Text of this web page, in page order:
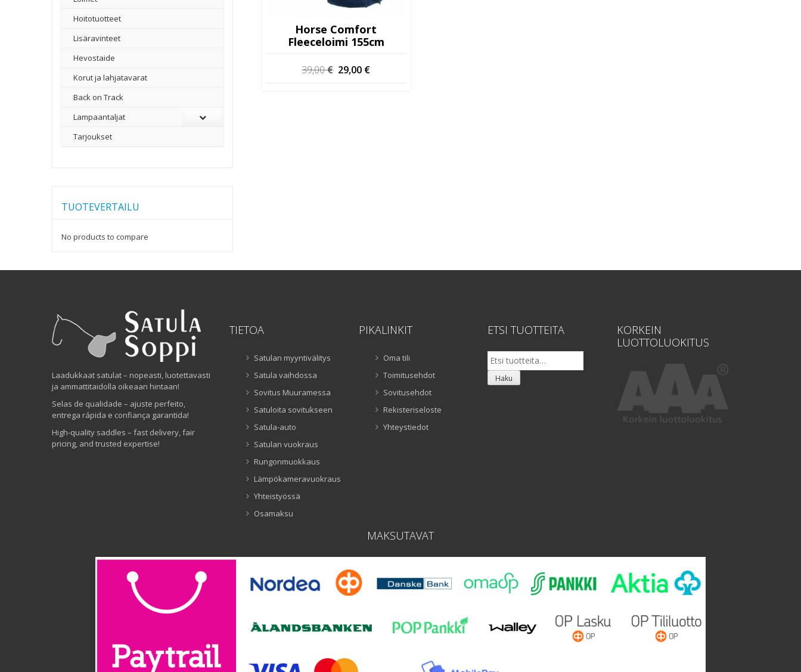
Horse Comfort
Fleeceloimi 155cm
39,00€ Alkuperäinen
29,00 €
Hoitotuotteet
Lisäravinteet
Hevostaide
Korut ja lahjatavarat
Back on Track
Lampaantaljat
Tarjoukset
TUOTEVERTAILU
No products to compare
Laadukkaat satulat – nopeasti, luotettavasti
ja ammattitaidolla oikeaan hintaan!
Selas de qualidade – ajuste perfeito,
entrega rápida e confiança garantida!
High-quality saddles – fast delivery, fair
pricing, and trusted expertise!
TIETOA
Satulan myyntivälitys
Satula vaihdossa
Sovitus Muuramessa
Satuloita sovitukseen
Satula-auto
Satulan vuokraus
Rungonmuokkaus
Lämpökameravuokraus
Yhteistyössä
Osamaksu
PIKALINKIT
Oma tili
Toimitusehdot
Sovitusehdot
Rekisteriseloste
Yhteystiedot
ETSI TUOTTEITA
Etsi:
Haku
KORKEIN
LUOTTOLUOKITUS
MAKSUTAVAT